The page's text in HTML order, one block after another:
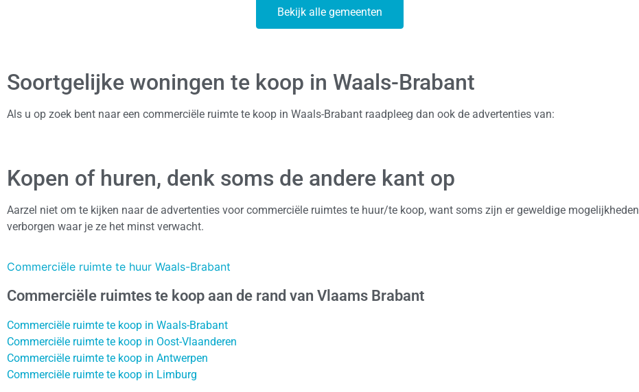
Bekijk alle gemeenten
Soortgelijke woningen te koop in Waals-Brabant
Als u op zoek bent naar een commerciële ruimte te koop in Waals-Brabant raadpleeg dan ook de advertenties van:
Kopen of huren, denk soms de andere kant op
Aarzel niet om te kijken naar de advertenties voor commerciële ruimtes te huur/te koop, want soms zijn er geweldige mogelijkheden
verborgen waar je ze het minst verwacht.
Commerciële ruimte te huur Waals-Brabant
Commerciële ruimtes te koop aan de rand van Vlaams Brabant
Commerciële ruimte te koop in Waals-Brabant
Commerciële ruimte te koop in Oost-Vlaanderen
Commerciële ruimte te koop in Antwerpen
Commerciële ruimte te koop in Limburg